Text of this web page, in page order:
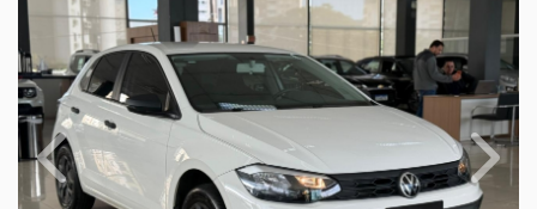
Previous Next